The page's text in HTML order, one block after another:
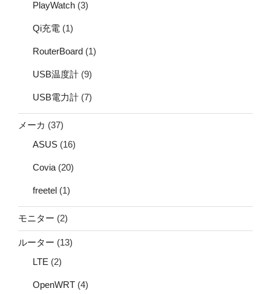
PlayWatch (3)
Qi充電 (1)
RouterBoard (1)
USB温度計 (9)
USB電力計 (7)
メーカ (37)
ASUS (16)
Covia (20)
freetel (1)
モニター (2)
ルーター (13)
LTE (2)
OpenWRT (4)